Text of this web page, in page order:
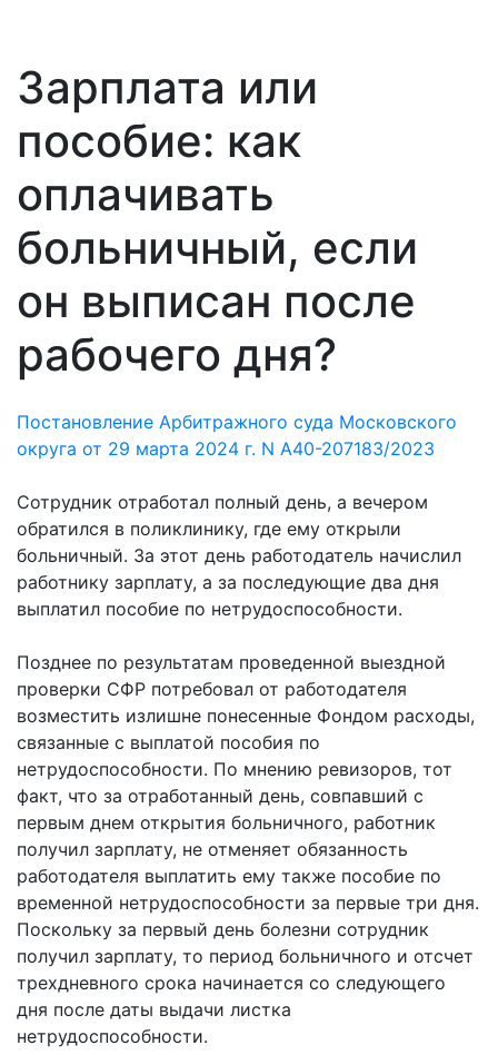
Зарплата или
пособие: как
оплачивать
больничный, если
он выписан после
рабочего дня?
Постановление Арбитражного суда Московского
округа от 29 марта 2024 г. N А40-207183/2023
Сотрудник отработал полный день, а вечером
обратился в поликлинику, где ему открыли
больничный. За этот день работодатель начислил
работнику зарплату, а за последующие два дня
выплатил пособие по нетрудоспособности.
Позднее по результатам проведенной выездной
проверки СФР потребовал от работодателя
возместить излишне понесенные Фондом расходы,
связанные с выплатой пособия по
нетрудоспособности. По мнению ревизоров, тот
факт, что за отработанный день, совпавший с
первым днем открытия больничного, работник
получил зарплату, не отменяет обязанность
работодателя выплатить ему также пособие по
временной нетрудоспособности за первые три дня.
Поскольку за первый день болезни сотрудник
получил зарплату, то период больничного и отсчет
трехдневного срока начинается со следующего
дня после даты выдачи листка
нетрудоспособности.